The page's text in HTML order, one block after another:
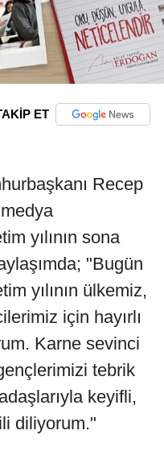
ET
Recep
yılının sona
"Bugün
yılının ülkemiz,
için hayırlı
Karne sevinci
tebrik
keyifli,
diliyorum."